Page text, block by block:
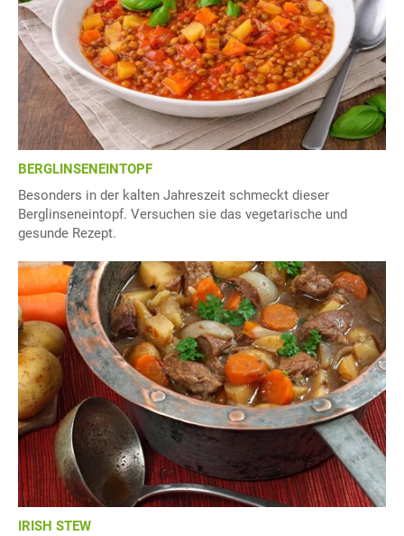
BERGLINSENEINTOPF
Besonders in der kalten Jahreszeit schmeckt dieser
Berglinseneintopf. Versuchen sie das vegetarische und
gesunde Rezept.
IRISH STEW